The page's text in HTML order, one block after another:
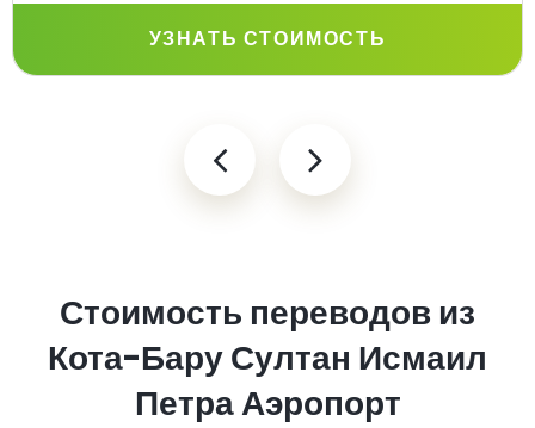
УЗНАТЬ СТОИМОСТЬ
Стоимость переводов из
Кота-Бару Султан Исмаил
Петра Аэропорт